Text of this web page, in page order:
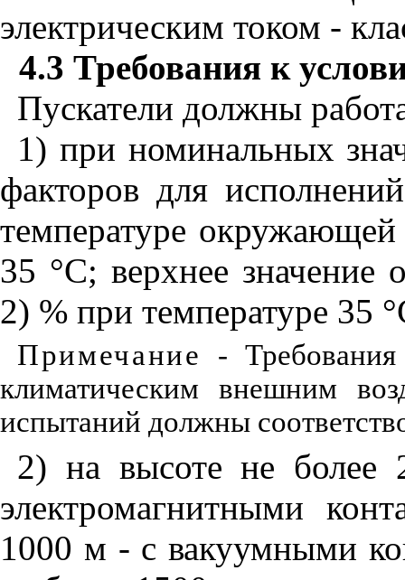
электрическим током -
4.3 Требования к
Пускатели должны
1) при номинальных
факторов для исполнений
температуре окружающей
35 °С; верхнее значение
2) % при температуре 35
Примечание -
климатическим внешним
испытаний должны
2) на высоте не более
электромагнитными
1000 м - с вакуумными